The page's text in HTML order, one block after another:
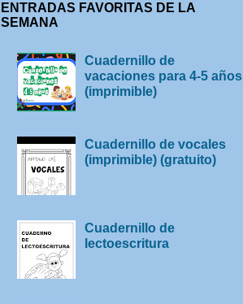
ENTRADAS FAVORITAS DE LA
SEMANA
Cuadernillo de
vacaciones para 4-5 años
(imprimible)
Cuadernillo de vocales
(imprimible) (gratuito)
Cuadernillo de
lectoescritura